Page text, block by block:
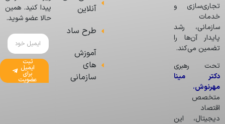
تجاری‌سازی و
خدمات
سازمانی، رشد
پایدار آن‌ها را
تضمین می‌کند.
تحت رهبری
دکتر مینا
مهرنوش،
متخصص
اقتصاد
دیجیتال، این
آنلاین
طرح ساد
آموزش
های
سازمانی
پیدا کنید. همین
حالا عضو شوید.
ثبت
ایمیل
برای
عضویت